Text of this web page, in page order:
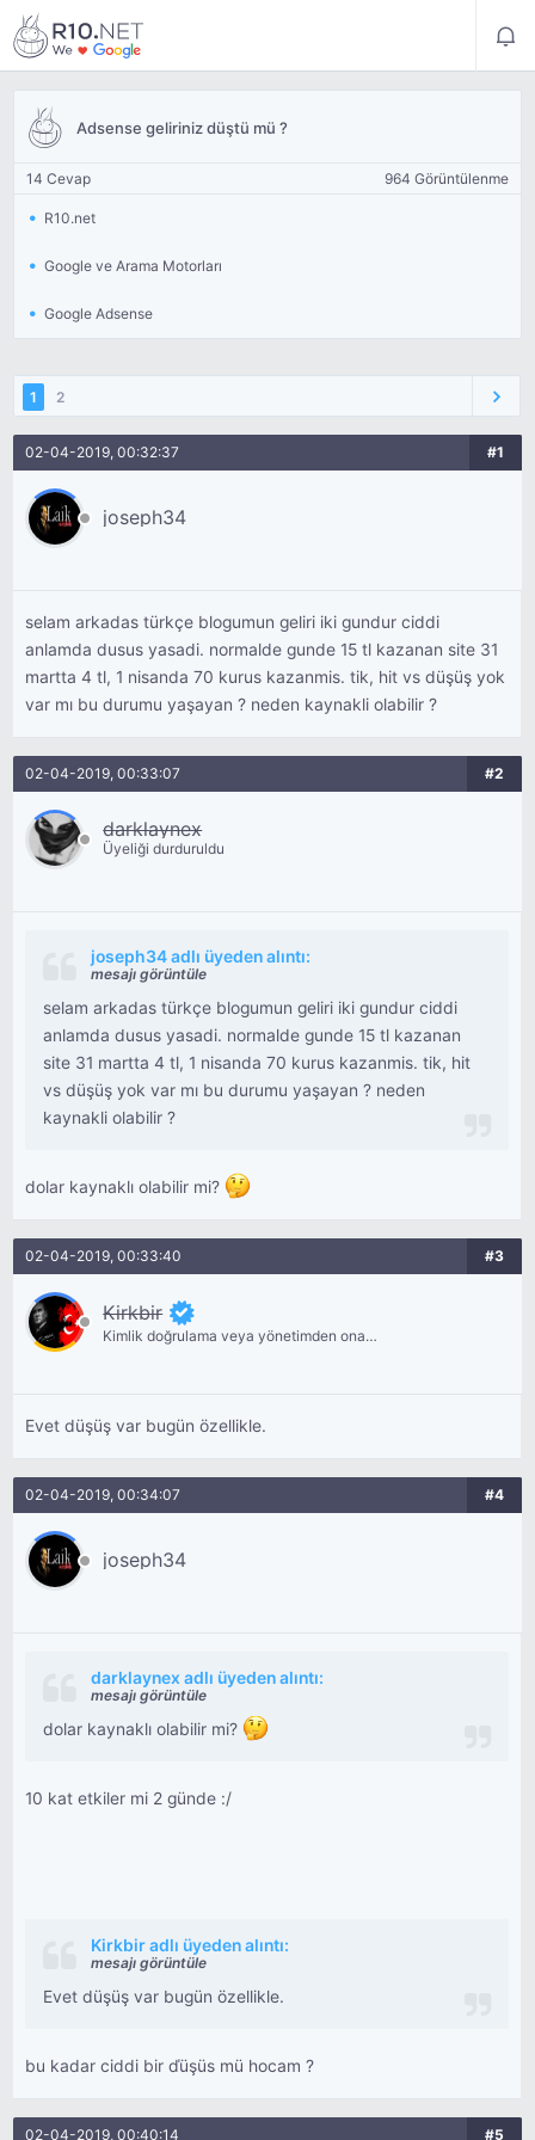
Adsense geliriniz düştü mü ?
14 Cevap 964 Görüntülenme
R10.net
Google ve Arama Motorları
Google Adsense
1 2
02-04-2019, 00:32:37 #1
joseph34
selam arkadas türkçe blogumun geliri iki gundur ciddi
anlamda dusus yasadi. normalde gunde 15 tl kazanan site 31
martta 4 tl, 1 nisanda 70 kurus kazanmis. tik, hit vs düşüş yok
var mı bu durumu yaşayan ? neden kaynakli olabilir ?
02-04-2019, 00:33:07 #2
darklaynex
Üyeliği durduruldu
joseph34 adlı üyeden alıntı:
mesajı görüntüle
selam arkadas türkçe blogumun geliri iki gundur ciddi
anlamda dusus yasadi. normalde gunde 15 tl kazanan
site 31 martta 4 tl, 1 nisanda 70 kurus kazanmis. tik, hit
vs düşüş yok var mı bu durumu yaşayan ? neden
kaynakli olabilir ?
dolar kaynaklı olabilir mi?
02-04-2019, 00:33:40 #3
Kirkbir
Kimlik doğrulama veya yönetimden onay
Evet düşüş var bugün özellikle.
02-04-2019, 00:34:07 #4
joseph34
darklaynex adlı üyeden alıntı:
mesajı görüntüle
dolar kaynaklı olabilir mi?
10 kat etkiler mi 2 günde :/
Kirkbir adlı üyeden alıntı:
mesajı görüntüle
Evet düşüş var bugün özellikle.
bu kadar ciddi bir ďüşüs mü hocam ?
02-04-2019, 00:40:14 #5